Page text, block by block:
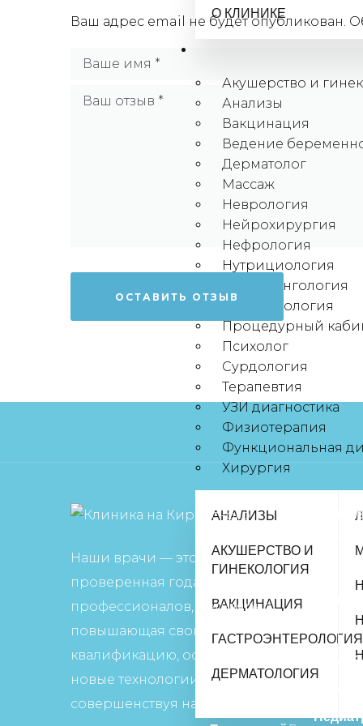
О КЛИНИКЕ
Акушерство и
Анализы
Вакцинация
Ведение
Дерматолог
Массаж
Неврология
Нейрохирургия
Нефрология
Нутрициология
Отоларингология
Офтальмология
Процедурный
Психолог
Сурдология
Терапевтия
УЗИ диагностика
Физиотерапия
Функциональная
Хирургия
АНАЛИЗЫ
АКУШЕРСТВО И
ГИНЕКОЛОГИЯ
ВАКЦИНАЦИЯ
ГАСТРОЭНТЕРОЛОГИЯ
ДЕРМАТОЛОГИЯ
Ваш адрес email не будет опубликован.
Наши врачи — это
проверенная годами команда
профессионалов, регулярно
повышающая свою
квалификацию, осваивая
новые технологии и
совершенствуя навыки.